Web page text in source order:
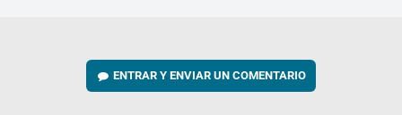
ENTRAR Y ENVIAR UN COMENTARIO